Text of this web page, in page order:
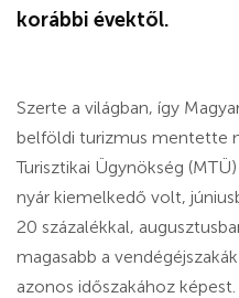
korábbi évektől.
Szerte a világban, így
belföldi turizmus mentette
Turisztikai Ügynökség
nyár kiemelkedő volt,
20 százalékkal,
magasabb a
azonos időszakához képest.